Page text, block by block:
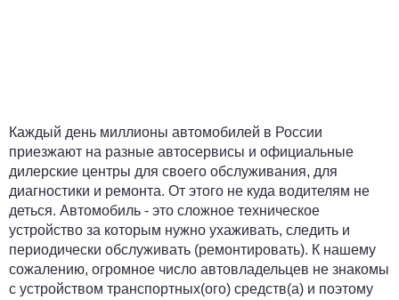
Каждый день миллионы автомобилей в России
приезжают на разные автосервисы и официальные
дилерские центры для своего обслуживания, для
диагностики и ремонта. От этого не куда водителям не
деться. Автомобиль - это сложное техническое
устройство за которым нужно ухаживать, следить и
периодически обслуживать (ремонтировать). К нашему
сожалению, огромное число автовладельцев не знакомы
с устройством транспортных(ого) средств(а) и поэтому